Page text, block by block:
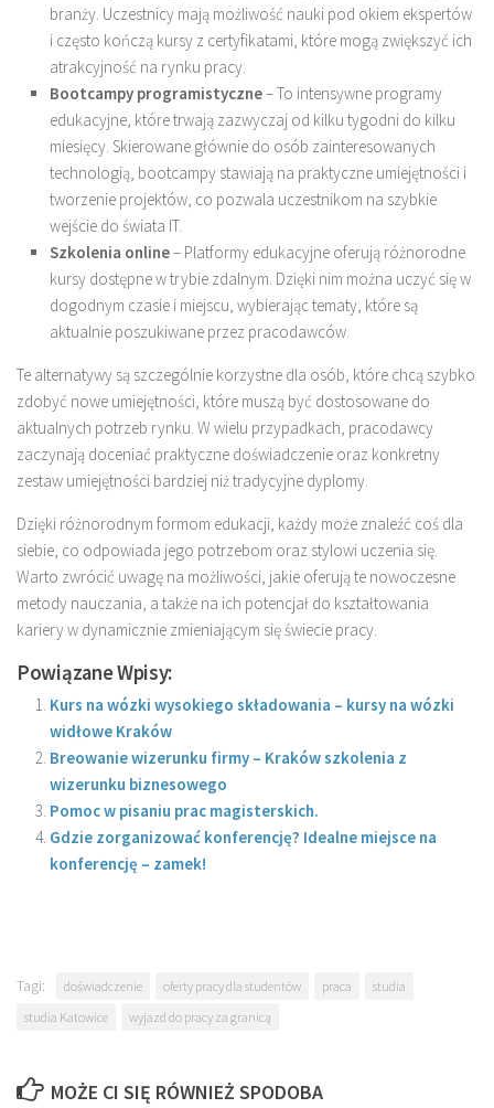
branży. Uczestnicy mają możliwość nauki pod okiem ekspertów
i często kończą kursy z certyfikatami, które mogą zwiększyć ich
atrakcyjność na rynku pracy.
Bootcampy programistyczne– To intensywne programy
edukacyjne, które trwają zazwyczaj od kilku tygodni do kilku
miesięcy. Skierowane głównie do osób zainteresowanych
technologią, bootcampy stawiają na praktyczne umiejętności i
tworzenie projektów, co pozwala uczestnikom na szybkie
wejście do świata IT.
Szkolenia online– Platformy edukacyjne oferują różnorodne
kursy dostępne w trybie zdalnym. Dzięki nim można uczyć się w
dogodnym czasie i miejscu, wybierając tematy, które są
aktualnie poszukiwane przez pracodawców.
Te alternatywy są szczególnie korzystne dla osób, które chcą szybko
zdobyć nowe umiejętności, które muszą być dostosowane do
aktualnych potrzeb rynku. W wielu przypadkach, pracodawcy
zaczynają doceniać praktyczne doświadczenie oraz konkretny
zestaw umiejętności bardziej niż tradycyjne dyplomy.
Dzięki różnorodnym formom edukacji, każdy może znaleźć coś dla
siebie, co odpowiada jego potrzebom oraz stylowi uczenia się.
Warto zwrócić uwagę na możliwości, jakie oferują te nowoczesne
metody nauczania, a także na ich potencjał do kształtowania
kariery w dynamicznie zmieniającym się świecie pracy.
Powiązane Wpisy:
Kurs na wózki wysokiego składowania – kursy na wózki
widłowe Kraków
Breowanie wizerunku firmy – Kraków szkolenia z
wizerunku biznesowego
Pomoc w pisaniu prac magisterskich.
Gdzie zorganizować konferencję? Idealne miejsce na
konferencję – zamek!
Tagi: doświadczenie oferty pracy dla studentów praca
studia
studia Katowice
wyjazd do pracy za granicą
MOŻE CI SIĘ RÓWNIEŻ SPODOBA